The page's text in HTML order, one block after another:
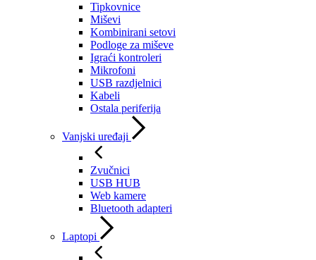
Tipkovnice
Miševi
Kombinirani setovi
Podloge za miševe
Igraći kontroleri
Mikrofoni
USB razdjelnici
Kabeli
Ostala periferija
Vanjski uređaji
Zvučnici
USB HUB
Web kamere
Bluetooth adapteri
Laptopi